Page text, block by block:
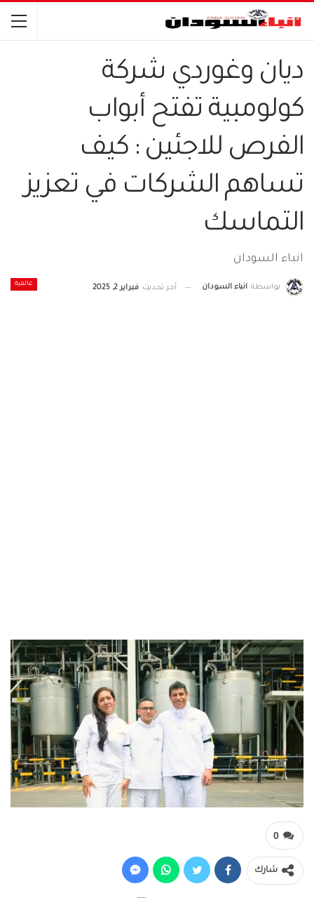
ديان وغوردي شركة
كولومبية تفتح أبواب
الفرص للاجئين : كيف
تساهم الشركات في تعزيز
التماسك
انباء السودان
عالمية بواسطة انباء السودان آخر تحديث فبراير 2, 2025
0
شارك